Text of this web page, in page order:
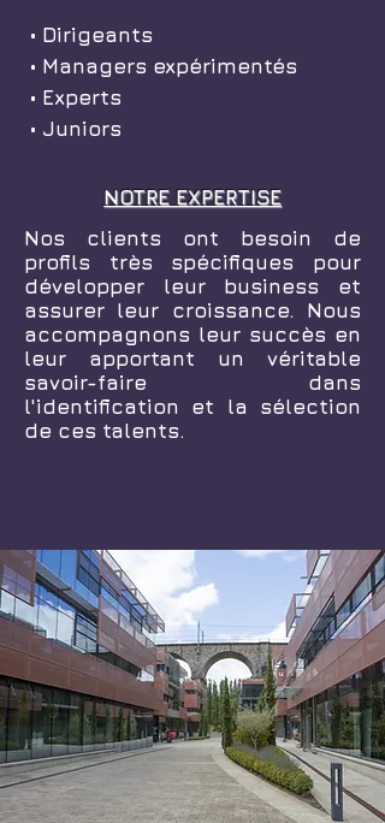
• Dirigeants
• Managers expérimentés
• Experts
• Juniors
NOTRE EXPERTISE
Nos clients ont besoin de
profils très spécifiques pour
développer leur business et
assurer leur croissance. Nous
accompagnons leur succès en
leur apportant un véritable
savoir-faire dans
l'identification et la sélection
de ces talents.